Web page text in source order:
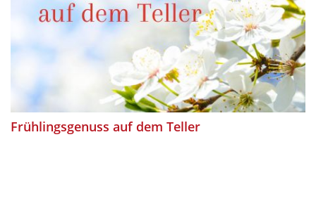
Frühlingsgenuss auf dem Teller